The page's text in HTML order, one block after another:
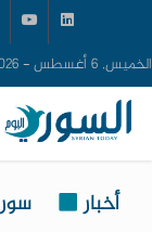
الخميس, 6 أغسطس - 2026
أخبار